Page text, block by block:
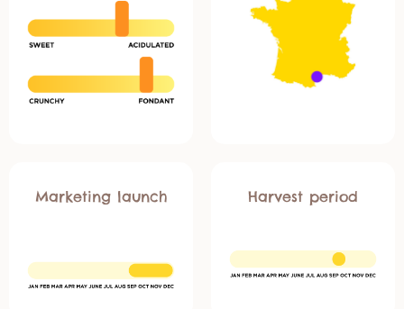
Marketing launch Harvest period